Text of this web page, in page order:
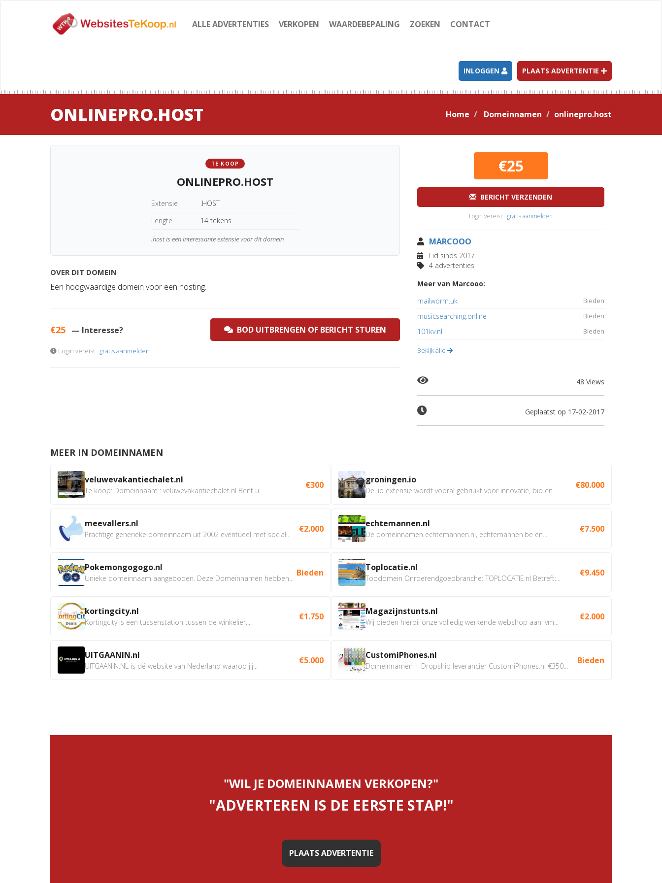
ALLE ADVERTENTIES VERKOPEN WAARDEBEPALING ZOEKEN CONTACT
INLOGGEN PLAATS ADVERTENTIE
ONLINEPRO.HOST Home Domeinnamen onlinepro.host
TE KOOP
ONLINEPRO.HOST
Extensie
.HOST
Lengte
14 tekens
.host is een interessante extensie voor dit domein
OVER DIT DOMEIN
Een hoogwaardige domein voor een hosting.
€25 — Interesse? BOD UITBRENGEN OF BERICHT STUREN
Login vereist · gratis aanmelden
€25
BERICHT VERZENDEN
Login vereist · gratis aanmelden
MARCOOO
Lid sinds 2017
4 advertenties
Meer van Marcooo:
mailworm.uk
Bieden
musicsearching.online Bieden
101kv.nl Bieden
Bekijk alle
48 Views
Geplaatst op 17-02-2017
MEER IN DOMEINNAMEN
veluwevakantiechalet.nl
Te koop: Domeinnaam : veluwevakantiechalet.nl Bent u...
€300
meevallers.nl
Prachtige generieke domeinnaam uit 2002 eventueel met social...
€2.000
Pokemongogogo.nl
Unieke domeinnaam aangeboden. Deze Domeinnamen hebben...
Bieden
kortingcity.nl
Kortingcity is een tussenstation tussen de winkelier,...
€1.750
UITGAANIN.nl
UITGAANIN.NL is dé website van Nederland waarop jij...
€5.000
groningen.io
De .io extensie wordt vooral gebruikt voor innovatie, bio en...
€80.000
echtemannen.nl
De domeinnamen echtemannen.nl, echtemannen.be en...
€7.500
Toplocatie.nl
Topdomein Onroerendgoedbranche: TOPLOCATIE.nl Betreft:...
€9.450
Magazijnstunts.nl
Wij bieden hierbij onze volledig werkende webshop aan ivm...
€2.000
CustomiPhones.nl
Domeinnamen + Dropship leverancier CustomiPhones.nl €350...
Bieden
"WIL JE DOMEINNAMEN VERKOPEN?"
"ADVERTEREN IS DE EERSTE STAP!"
PLAATS ADVERTENTIE